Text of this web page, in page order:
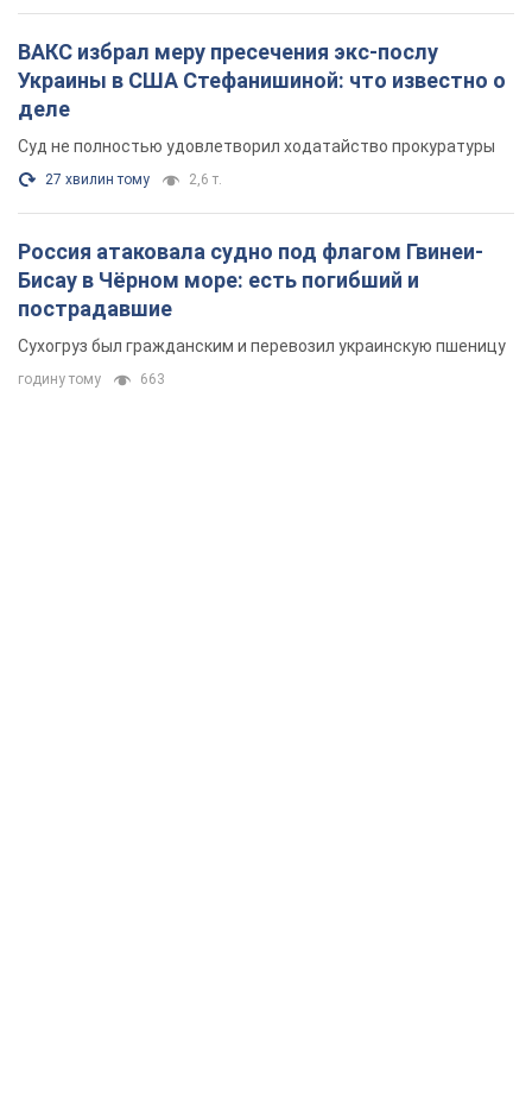
ВАКС избрал меру пресечения экс-послу
Украины в США Стефанишиной: что известно о
деле
Суд не полностью удовлетворил ходатайство прокуратуры
27 хвилин тому 2,6 т.
Россия атаковала судно под флагом Гвинеи-
Бисау в Чёрном море: есть погибший и
пострадавшие
Сухогруз был гражданским и перевозил украинскую пшеницу
годину тому 663